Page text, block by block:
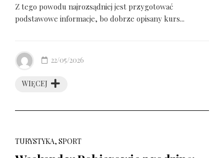
Z tego powodu najrozsądniej jest przygotować
podstawowe informacje, bo dobrze opisany kurs...
WIĘCEJ
22/05/2026
TURYSTYKA, SPORT